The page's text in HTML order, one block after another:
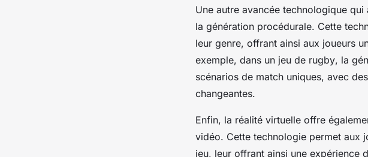
Une autre avancée technologique
la génération procédurale. Cette
leur genre, offrant ainsi aux joueurs
exemple, dans un jeu de rugby, la
scénarios de match uniques, avec des
changeantes.
Enfin, la réalité virtuelle offre
vidéo. Cette technologie permet aux
jeu, leur offrant ainsi une expérience